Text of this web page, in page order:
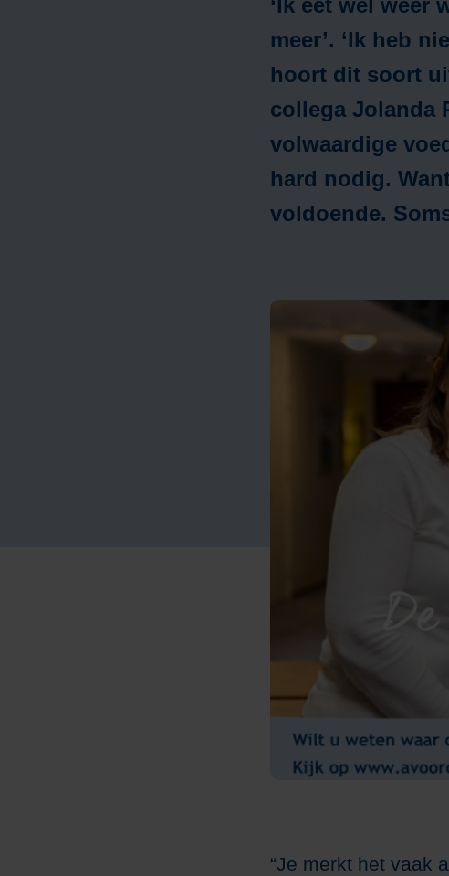
Het
Logeren
‘Ik eet wel weer
meer’. ‘Ik heb
hoort dit soort
collega Jolanda
volwaardige
hard nodig.
voldoende.
“Je merkt het vaak